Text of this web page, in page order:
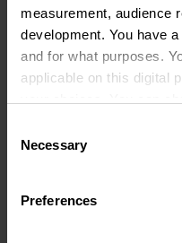
measurement, audience
development. You have
and for what purposes.
applicable on this digital
the Privacy trigger icon.
Collect
Selection
Necessary
Preferences
Yelizaveta
Ringostat став
бізнес-комунікацій,
версію міжнародного